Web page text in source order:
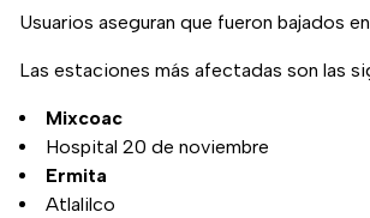
Usuarios aseguran que fueron bajados
Las estaciones más afectadas son las
Mixcoac
Hospital 20 de noviembre
Ermita
Atlalilco